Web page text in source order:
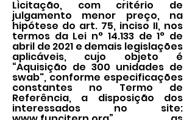
Licitação, com critério de
julgamento menor preço, na
hipótese do art. 75, inciso II, nos
termos da Lei n° 14.133 de 1° de
abril de 2021 e demais legislações
aplicáveis, cujo objeto é
“Aquisição de 300 unidades de
swab", conforme especificações
constantes no Termo de
Referência, a disposição dos
interessados no site: